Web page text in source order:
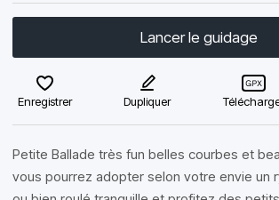
Lancer le guidage
Enregistrer Dupliquer
Petite Ballade très fun belles courbes et
vous pourrez adopter selon votre envie un